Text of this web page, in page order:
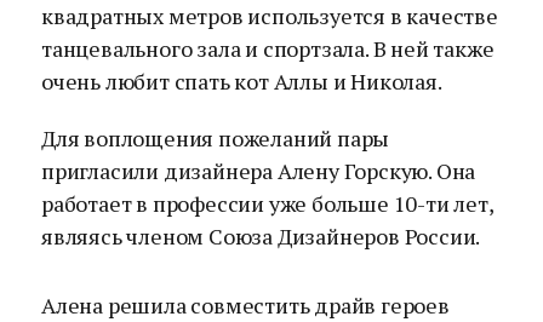
квадратных метров используется в качестве
танцевального зала и спортзала. В ней также
очень любит спать кот Аллы и Николая.
Для воплощения пожеланий пары
пригласили дизайнера Алену Горскую. Она
работает в профессии уже больше 10-ти лет,
являясь членом Союза Дизайнеров России.
Алена решила совместить драйв героев